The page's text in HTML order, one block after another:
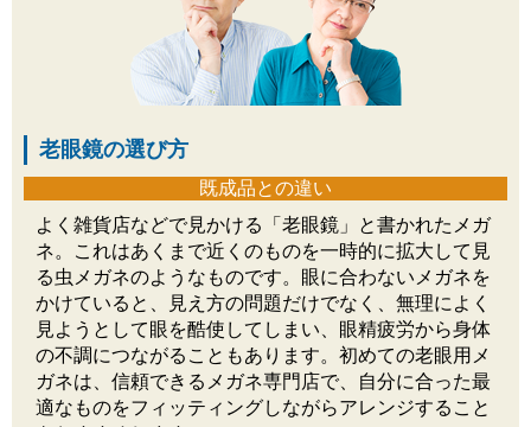
老眼鏡の選び方
既成品との違い
よく雑貨店などで見かける「老眼鏡」と書かれたメガ
ネ。これはあくまで近くのものを一時的に拡大して見
る虫メガネのようなものです。眼に合わないメガネを
かけていると、見え方の問題だけでなく、無理によく
見ようとして眼を酷使してしまい、眼精疲労から身体
の不調につながることもあります。初めての老眼用メ
ガネは、信頼できるメガネ専門店で、自分に合った最
適なものをフィッティングしながらアレンジすること